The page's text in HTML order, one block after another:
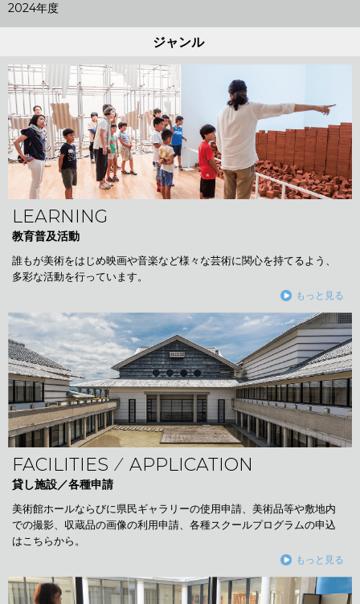
2024年度
ジャンル
LEARNING
教育普及活動
誰もが美術をはじめ映画や音楽など様々な芸術に関心を持てるよう、
多彩な活動を行っています。
もっと見る
FACILITIES ⁄ APPLICATION
貸し施設／各種申請
美術館ホールならびに県民ギャラリーの使用申請、美術品等や敷地内
での撮影、収蔵品の画像の利用申請、各種スクールプログラムの申込
はこちらから。
もっと見る